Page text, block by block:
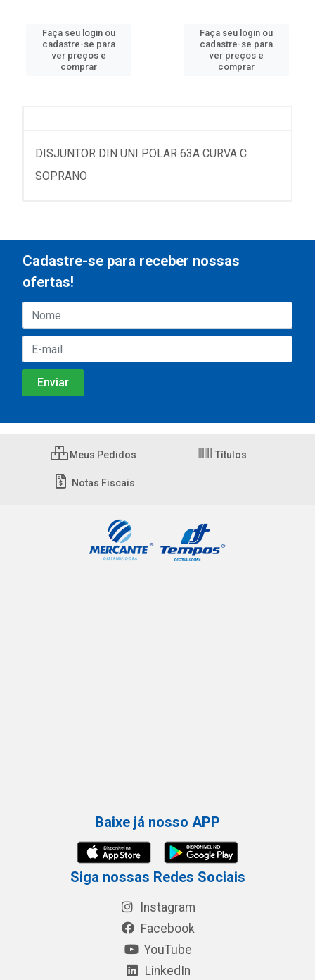
Faça seu login ou
cadastre-se para
ver preços e
comprar
Faça seu login ou
cadastre-se para
ver preços e
comprar
DISJUNTOR DIN UNI POLAR 63A CURVA C
SOPRANO
Cadastre-se para receber nossas
ofertas!
Meus Pedidos Títulos
Notas Fiscais
Baixe já nosso APP
Siga nossas Redes Sociais
Instagram
Facebook
YouTube
LinkedIn